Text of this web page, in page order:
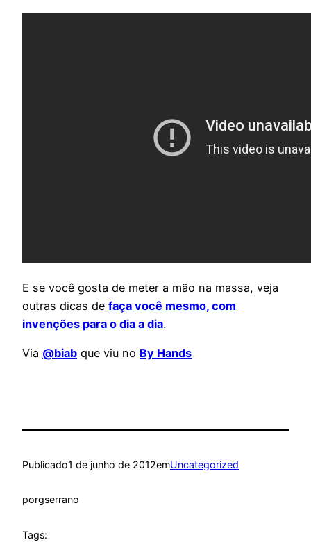
E se você gosta de meter a mão na massa, veja
outras dicas de faça você mesmo, com
invenções para o dia a dia.
Via @biab que viu no By Hands
Publicado1 de junho de 2012emUncategorized
porgserrano
Tags: